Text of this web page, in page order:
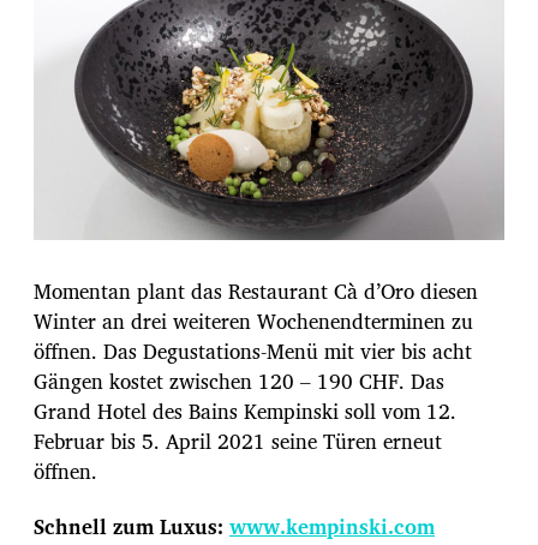
Momentan plant das Restaurant Cà d’Oro diesen
Winter an drei weiteren Wochenendterminen zu
öffnen. Das Degustations-Menü mit vier bis acht
Gängen kostet zwischen 120 – 190 CHF. Das
Grand Hotel des Bains Kempinski soll vom 12.
Februar bis 5. April 2021 seine Türen erneut
öffnen.
Schnell zum Luxus: www.kempinski.com